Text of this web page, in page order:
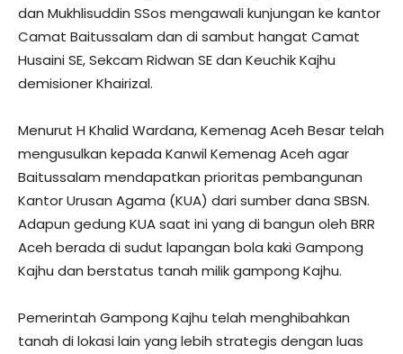
dan Mukhlisuddin SSos mengawali kunjungan ke kantor
Camat Baitussalam dan di sambut hangat Camat
Husaini SE, Sekcam Ridwan SE dan Keuchik Kajhu
demisioner Khairizal.
Menurut H Khalid Wardana, Kemenag Aceh Besar telah
mengusulkan kepada Kanwil Kemenag Aceh agar
Baitussalam mendapatkan prioritas pembangunan
Kantor Urusan Agama (KUA) dari sumber dana SBSN.
Adapun gedung KUA saat ini yang di bangun oleh BRR
Aceh berada di sudut lapangan bola kaki Gampong
Kajhu dan berstatus tanah milik gampong Kajhu.
Pemerintah Gampong Kajhu telah menghibahkan
tanah di lokasi lain yang lebih strategis dengan luas